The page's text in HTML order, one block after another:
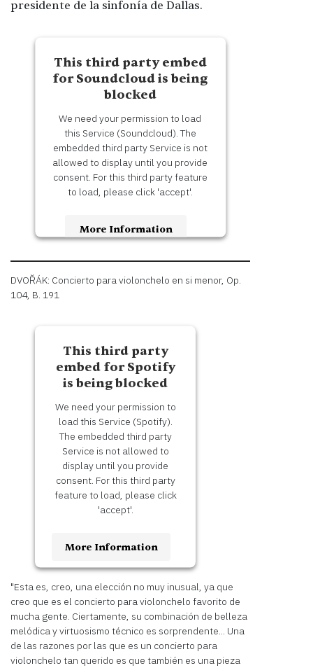
This third party embed
for Soundcloud is being
blocked
We need your permission to load
this Service (Soundcloud). The
embedded third party Service is not
allowed to display until you provide
consent. For this third party feature
to load, please click 'accept'.
More Information
Accept
Powered by
DVOŘÁK: Concierto para violonchelo en si menor, Op.
104, B. 191
This third party
embed for Spotify
is being blocked
We need your permission to
load this Service (Spotify).
The embedded third party
Service is not allowed to
display until you provide
consent. For this third party
feature to load, please click
'accept'.
More Information
Accept
Powered by Usercentrics
Consent Management
Platform
"Esta es, creo, una elección no muy inusual, ya que
creo que es el concierto para violonchelo favorito de
mucha gente. Ciertamente, su combinación de belleza
melódica y virtuosismo técnico es sorprendente... Una
de las razones por las que es un concierto para
violonchelo tan querido es que también es una pieza